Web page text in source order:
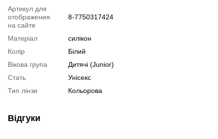
Артикул для
отображения
на сайте
8-7750317424
Матеріал
силікон
Колір
Білий
Вікова група
Дитячі (Junior)
Стать
Унісекс
Тип лінзи
Кольорова
Відгуки